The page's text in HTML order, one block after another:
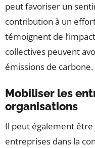
peut favoriser un
contribution à un
témoignent de
collectives peuvent
émissions de carbone.
Mobiliser les
organisations
Il peut également être
entreprises dans la